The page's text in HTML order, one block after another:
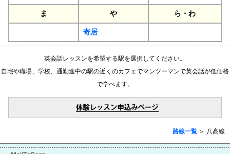
ま や ら・わ
寄居
英会話レッスンを希望する駅を選択してください。
自宅や職場、学校、通勤途中の駅の近くのカフェでマンツーマンで英会話が低価格
で学べます。
路線一覧 ＞ 八高線